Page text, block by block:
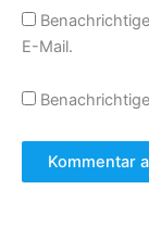
E-Mail.